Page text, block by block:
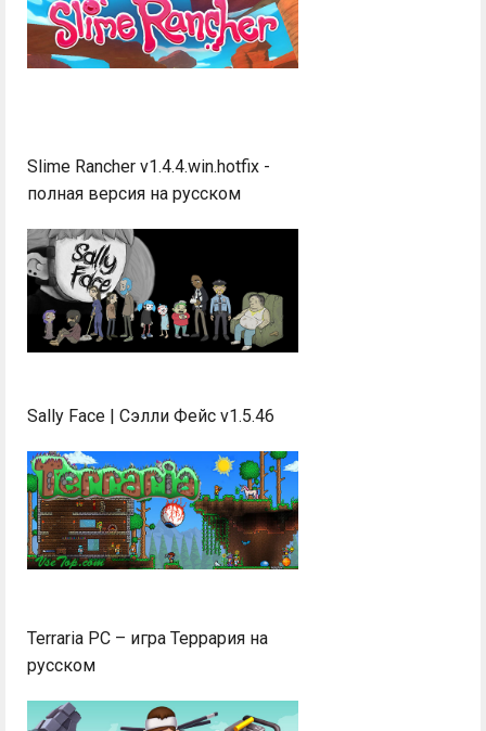
Slime Rancher v1.4.4.win.hotfix -
полная версия на русском
Sally Face | Сэлли Фейс v1.5.46
Terraria PC – игра Террария на
русском